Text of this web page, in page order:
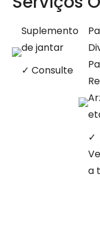
Suplemento
de jantar
✓ Consulte
✓
a